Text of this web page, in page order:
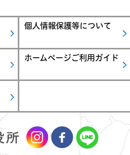
個人情報保護等について
ホームページご利用ガイド